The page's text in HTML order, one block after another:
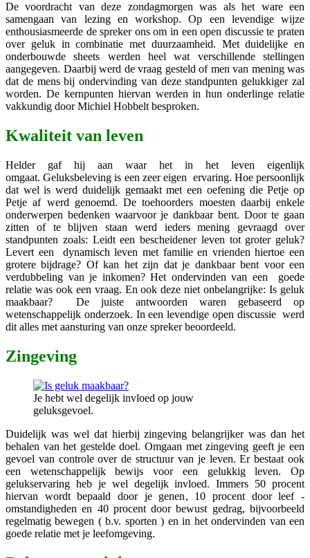
De voordracht van deze zondagmorgen was als het ware een
samengaan van lezing en workshop. Op een levendige wijze
enthousiasmeerde de spreker ons om in een open discussie te praten
over geluk in combinatie met duurzaamheid. Met duidelijke en
onderbouwde sheets werden heel wat verschillende stellingen
aangegeven. Daarbij werd de vraag gesteld of men van mening was
dat de mens bij ondervinding van deze standpunten gelukkiger zal
worden. De kernpunten hiervan werden in hun onderlinge relatie
vakkundig door Michiel Hobbelt besproken.
Kwaliteit van leven
Helder gaf hij aan waar het in het leven eigenlijk
omgaat. Geluksbeleving is een zeer eigen ervaring. Hoe persoonlijk
dat wel is werd duidelijk gemaakt met een oefening die Petje op
Petje af werd genoemd. De toehoorders moesten daarbij enkele
onderwerpen bedenken waarvoor je dankbaar bent. Door te gaan
zitten of te blijven staan werd ieders mening gevraagd over
standpunten zoals: Leidt een bescheidener leven tot groter geluk?
Levert een dynamisch leven met familie en vrienden hiertoe een
grotere bijdrage? Of kan het zijn dat je dankbaar bent voor een
verdubbeling van je inkomen? Het ondervinden van een goede
relatie was ook een vraag. En ook deze niet onbelangrijke: Is geluk
maakbaar? De juiste antwoorden waren gebaseerd op
wetenschappelijk onderzoek. In een levendige open discussie werd
dit alles met aansturing van onze spreker beoordeeld.
Zingeving
Je hebt wel degelijk invloed op jouw
geluksgevoel.
Duidelijk was wel dat hierbij zingeving belangrijker was dan het
behalen van het gestelde doel. Omgaan met zingeving geeft je een
gevoel van controle over de structuur van je leven. Er bestaat ook
een wetenschappelijk bewijs voor een gelukkig leven. Op
gelukservaring heb je wel degelijk invloed. Immers 50 procent
hiervan wordt bepaald door je genen, 10 procent door leef -
omstandigheden en 40 procent door bewust gedrag, bijvoorbeeld
regelmatig bewegen ( b.v. sporten ) en in het ondervinden van een
goede relatie met je leefomgeving.